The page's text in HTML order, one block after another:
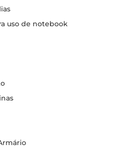
uso de notebook